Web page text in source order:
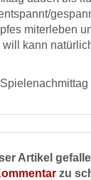
miterleben
kann
Artikel
zu